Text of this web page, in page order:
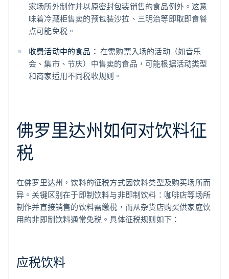
家场所外制作并以原密封包装销售的食品例外。这意
味着冷藏柜售卖的预包装沙拉、三明治等即取即食餐
点可能免税。
收费活动中的食品： 在需购票入场的活动（如音乐
会、集市、节庆）中售卖的食品，可能根据活动类型
和商家适用不同税收规则。
佛罗里达州如何对饮料征
税
在佛罗里达州，饮料的征税方式因饮料类型及购买场所而
异。关键区别在于即制饮料与非即制饮料：咖啡店等场所
制作并直接销售的饮料需缴税，而从杂货店购买供家庭饮
用的非即制饮料通常免税。具体征税规则如下：
应税饮料